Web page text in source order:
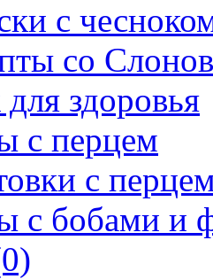
с
со
здоровья
с перцем
с
с бобами и